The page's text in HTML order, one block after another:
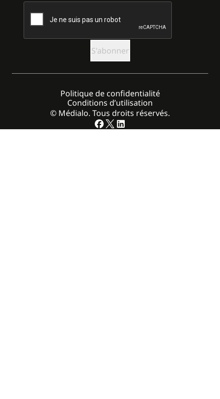
CAPTCHA
© Médialo. Tous droits réservés.
Politique de confidentialité
Conditions d’utilisation